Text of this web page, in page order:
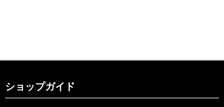
ショップガイド